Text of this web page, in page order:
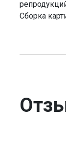
Сборка